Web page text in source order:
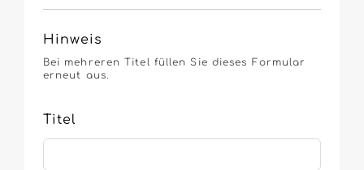
Hinweis
Bei mehreren Titel füllen Sie dieses Formular
erneut aus.
Titel